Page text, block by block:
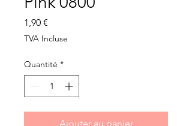
1,90 €
TVA Incluse
Quantité *
Ajouter au panier